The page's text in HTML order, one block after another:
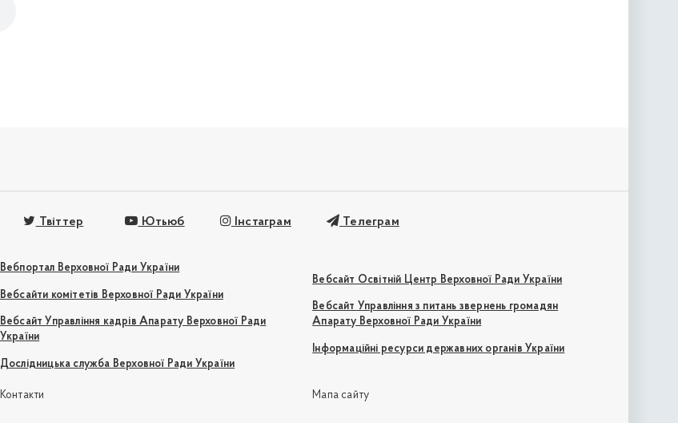
Твіттер Ютьюб Інстаграм Телеграм
Вебпортал Верховної Ради України
Вебсайти комітетів Верховної Ради України
Вебсайт Управління кадрів Апарату Верховної Ради
України
Дослідницька служба Верховної Ради України
Вебсайт Освітній Центр Верховної Ради України
Вебсайт Управління з питань звернень громадян
Апарату Верховної Ради України
Інформаційні ресурси державних органів України
Контакти Мапа сайту